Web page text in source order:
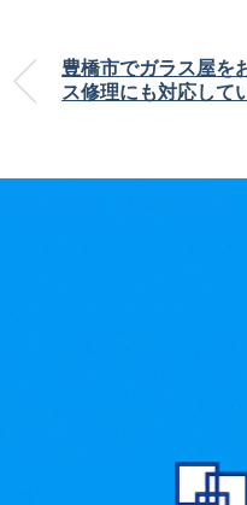
豊橋市でガラス屋を
ス修理にも対応して